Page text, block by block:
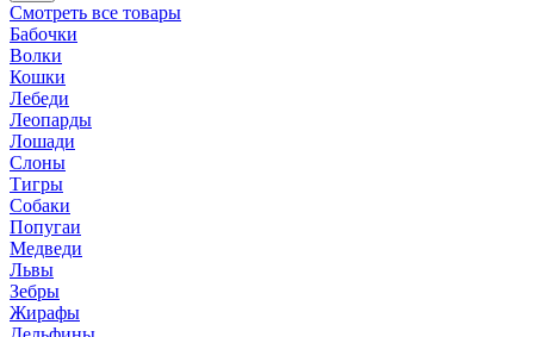
Смотреть все товары
Бабочки
Волки
Кошки
Лебеди
Леопарды
Лошади
Слоны
Тигры
Собаки
Попугаи
Медведи
Львы
Зебры
Жирафы